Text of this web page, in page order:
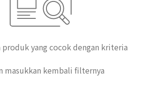
produk yang cocok dengan kriteria
masukkan kembali filternya